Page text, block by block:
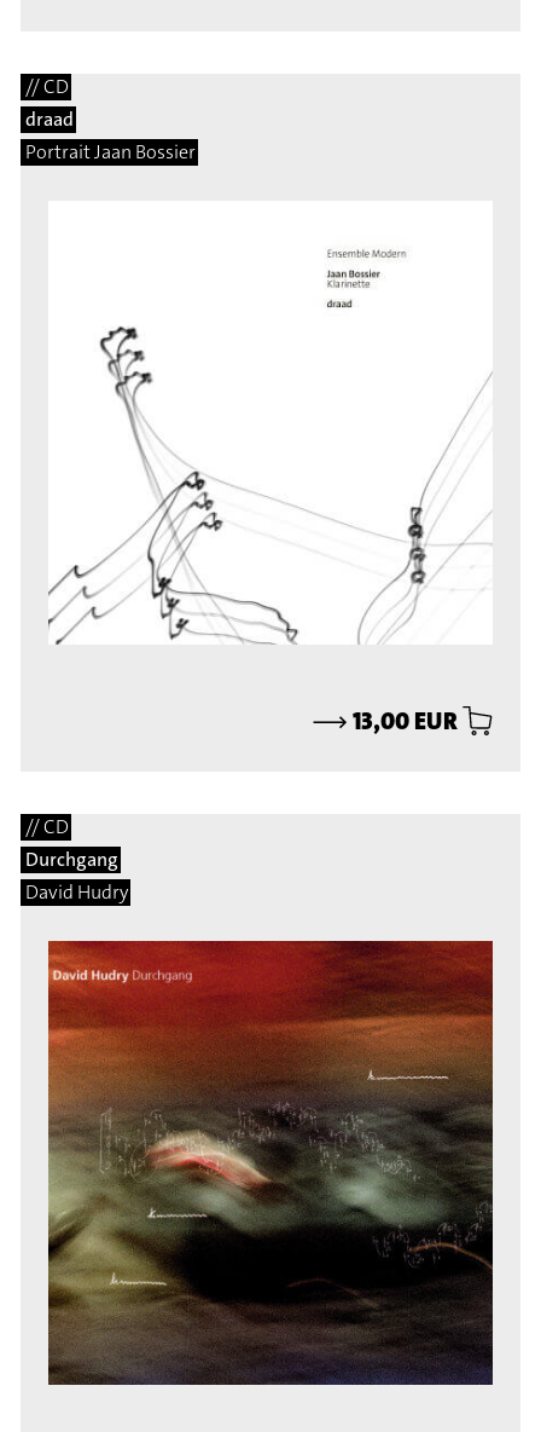
// CD
draad
Portrait Jaan Bossier
⟶13,00 EUR
// CD
Durchgang
David Hudry